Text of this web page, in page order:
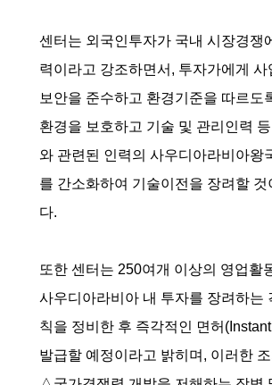
센터는 외국인투자가 국내 시장경쟁
력이라고 강조하면서, 투자가에게 사
보안을 준수하고 환경기준을 따르도
환경을 보호하고 기술 및 관리인력
와 관련된 인력의 사우디아라비아왕
를 간소화하여 기술이전을 장려할 것
다.
또한 센터는 250여개 이상의 영업활
사우디아라비아 내 투자를 장려하는
칙을 정비한 후 즉각적인 면허
발급할 예정이라고 밝히며, 이러한